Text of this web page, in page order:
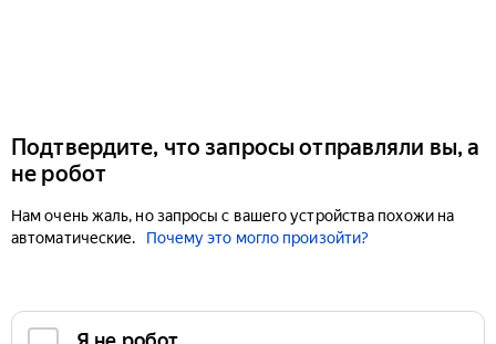
Подтвердите, что запросы отправляли вы, а
не робот
Нам очень жаль, но запросы с вашего устройства похожи на
автоматические.
Почему это могло произойти?